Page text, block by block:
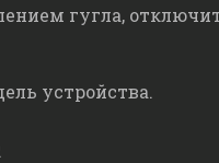
гугла,
устройства.